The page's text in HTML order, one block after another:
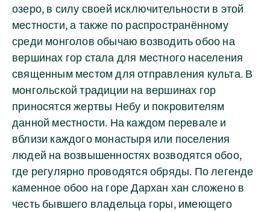
озеро, в силу своей исключительности в этой
местности, а также по распространённому
среди монголов обычаю возводить обоо на
вершинах гор стала для местного населения
священным местом для отправления культа. В
монгольской традиции на вершинах гор
приносятся жертвы Небу и покровителям
данной местности. На каждом перевале и
вблизи каждого монастыря или поселения
людей на возвышенностях возводятся обоо,
где регулярно проводятся обряды. По легенде
каменное обоо на горе Дархан хан сложено в
честь бывшего владельца горы, имеющего